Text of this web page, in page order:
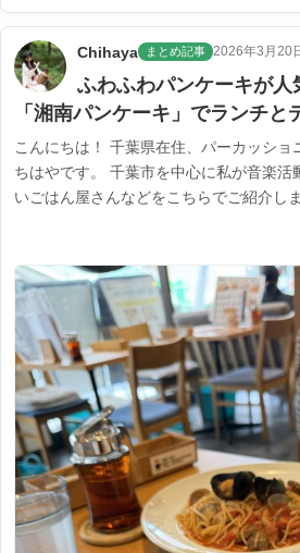
Chihaya まとめ記事 2026年3月20
ふわふわパンケーキが人
「湘南パンケーキ」でランチと
こんにちは！ 千葉県在住、パーカッショ
ちはやです。 千葉市を中心に私が音楽活
いごはん屋さんなどをこちらでご紹介し